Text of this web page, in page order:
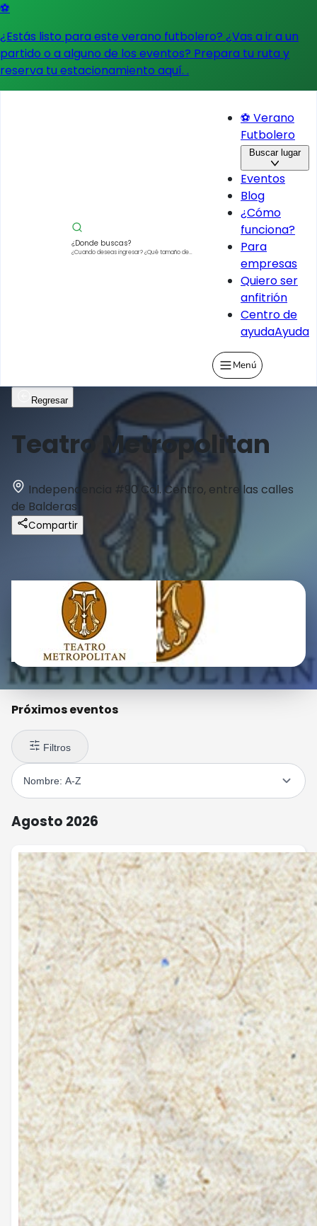
⚽
¿Estás listo para este verano futbolero? ¿Vas a ir a un
partido o a alguno de los eventos? Prepara tu ruta y
reserva tu estacionamiento aquí. .
¿Donde buscas?
¿Cuando deseas ingresar?¿Qué tamaño de
⚽ Verano
Futbolero
Buscar lugar
Eventos
Blog
¿Cómo
funciona?
Para
empresas
Quiero ser
anfitrión
Centro de
ayudaAyuda
Menú
Regresar
Teatro Metropolitan
Independencia #90 Col. Centro, entre las calles
de Balderas
Compartir
Próximos eventos
Filtros
Agosto 2026